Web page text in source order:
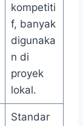
kompetiti
f, banyak
digunaka
n di
proyek
lokal.
Standar